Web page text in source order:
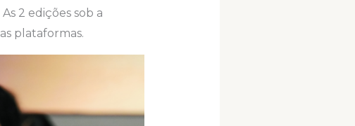
2 edições sob a
plataformas.